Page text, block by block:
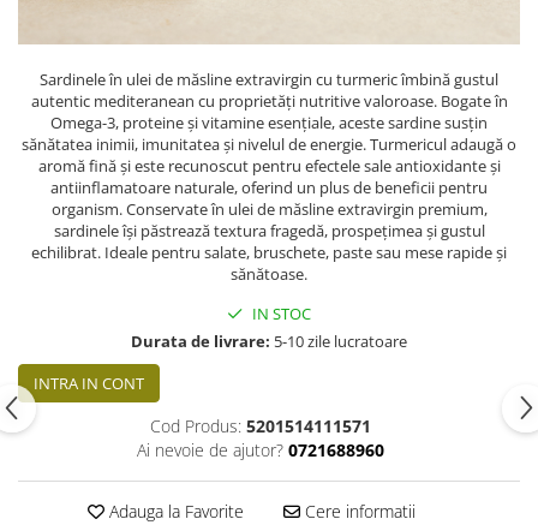
PRODUSE ROMÂNEȘTI
REMEDII NATURISTE
TOATE PRODUSELE
Sardinele în ulei de măsline extravirgin cu turmeric îmbină gustul
autentic mediteranean cu proprietăți nutritive valoroase. Bogate în
Omega-3, proteine și vitamine esențiale, aceste sardine susțin
sănătatea inimii, imunitatea și nivelul de energie. Turmericul adaugă o
aromă fină și este recunoscut pentru efectele sale antioxidante și
antiinflamatoare naturale, oferind un plus de beneficii pentru
organism. Conservate în ulei de măsline extravirgin premium,
sardinele își păstrează textura fragedă, prospețimea și gustul
echilibrat. Ideale pentru salate, bruschete, paste sau mese rapide și
sănătoase.
IN STOC
Durata de livrare: 5-10 zile lucratoare
INTRA IN CONT
Cod Produs: 5201514111571
Ai nevoie de ajutor? 0721688960
Adauga la Favorite Cere informatii